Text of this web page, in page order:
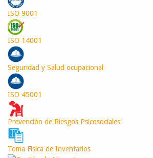
ISO 9001
ISO 14001
Seguridad y Salud ocupacional
ISO 45001
Prevención de Riesgos Psicosociales
Toma Física de Inventarios